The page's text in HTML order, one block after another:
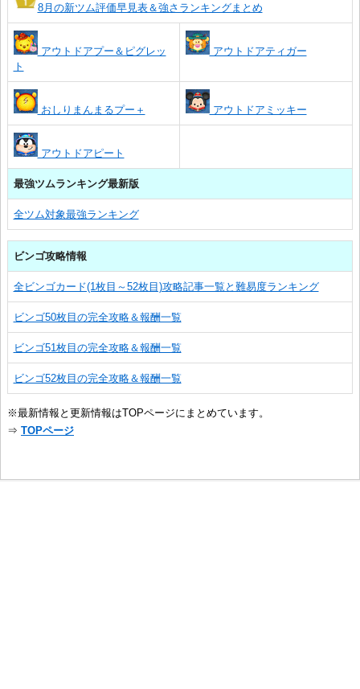
8月の新ツム評価早見表＆強さランキングまとめ
アウトドアプー＆ピグレッ
ト
アウトドアティガー
おしりまんまるプー＋ アウトドアミッキー
アウトドアピート
最強ツムランキング最新版
全ツム対象最強ランキング
ビンゴ攻略情報
全ビンゴカード(1枚目～52枚目)攻略記事一覧と難易度ランキング
ビンゴ50枚目の完全攻略＆報酬一覧
ビンゴ51枚目の完全攻略＆報酬一覧
ビンゴ52枚目の完全攻略＆報酬一覧
※最新情報と更新情報はTOPページにまとめています。
⇒ TOPページ